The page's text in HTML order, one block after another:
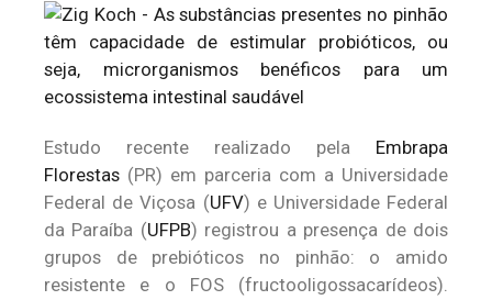
Estudo recente realizado pela Embrapa
Florestas (PR) em parceria com a Universidade
Federal de Viçosa (UFV) e Universidade Federal
da Paraíba (UFPB) registrou a presença de dois
grupos de prebióticos no pinhão: o amido
resistente e o FOS (fructooligossacarídeos).